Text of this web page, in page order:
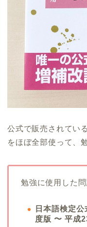
公式で販売されてい
をほぼ全部使って、
勉強に使用した
日本語検定
度版 〜 平成